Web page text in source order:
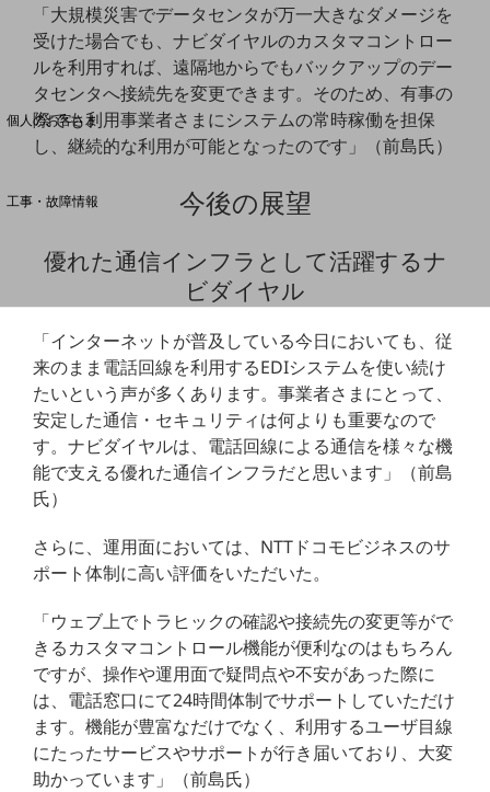
料金分析(ご利用料金管理サービス)
Web明細(My docomo)
個人のお客さま
NTTドコモ
工事・故障情報
SDPFナレッジセンター
「大規模災害でデータセンタが万一大きなダメージを
受けた場合でも、ナビダイヤルのカスタマコントロー
ルを利用すれば、遠隔地からでもバックアップのデー
タセンタへ接続先を変更できます。そのため、有事の
際でも利用事業者さまにシステムの常時稼働を担保
し、継続的な利用が可能となったのです」（前島氏）
今後の展望
優れた通信インフラとして活躍するナ
ビダイヤル
「インターネットが普及している今日においても、従
来のまま電話回線を利用するEDIシステムを使い続け
たいという声が多くあります。事業者さまにとって、
安定した通信・セキュリティは何よりも重要なので
す。ナビダイヤルは、電話回線による通信を様々な機
能で支える優れた通信インフラだと思います」（前島
氏）
さらに、運用面においては、NTTドコモビジネスのサ
ポート体制に高い評価をいただいた。
「ウェブ上でトラヒックの確認や接続先の変更等がで
きるカスタマコントロール機能が便利なのはもちろん
ですが、操作や運用面で疑問点や不安があった際に
は、電話窓口にて24時間体制でサポートしていただけ
ます。機能が豊富なだけでなく、利用するユーザ目線
にたったサービスやサポートが行き届いており、大変
助かっています」（前島氏）